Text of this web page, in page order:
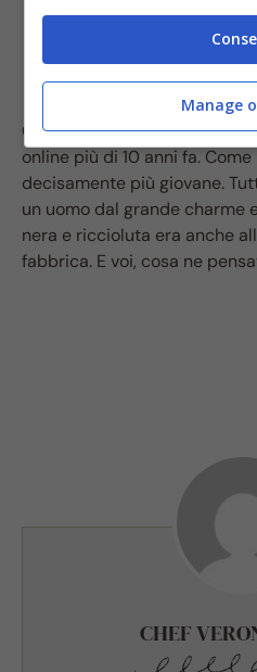
Questo scatto risale, di
online più di 10 anni fa.
decisamente più giovane.
un uomo dal grande charme
nera e riccioluta era anche
fabbrica. E voi, cosa ne
CHEF
Manage